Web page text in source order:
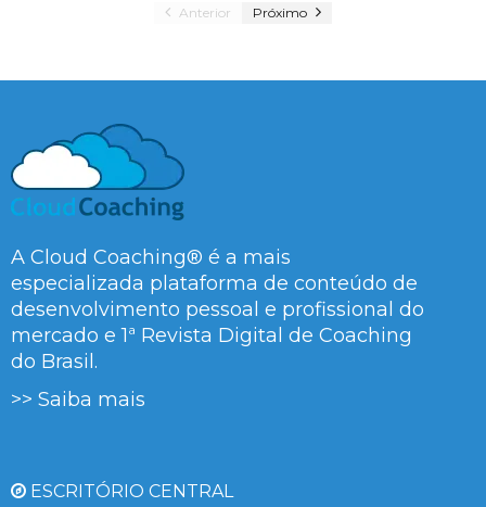
Anterior Próximo
A Cloud Coaching® é a mais
especializada plataforma de conteúdo de
desenvolvimento pessoal e profissional do
mercado e 1ª Revista Digital de Coaching
do Brasil.
>> Saiba mais
ESCRITÓRIO CENTRAL